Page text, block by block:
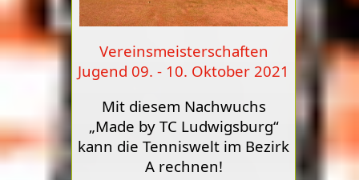
Vereinsmeisterschaften
Jugend 09. - 10. Oktober 2021
Mit diesem Nachwuchs
„Made by TC Ludwigsburg“
kann die Tenniswelt im Bezirk
A rechnen!